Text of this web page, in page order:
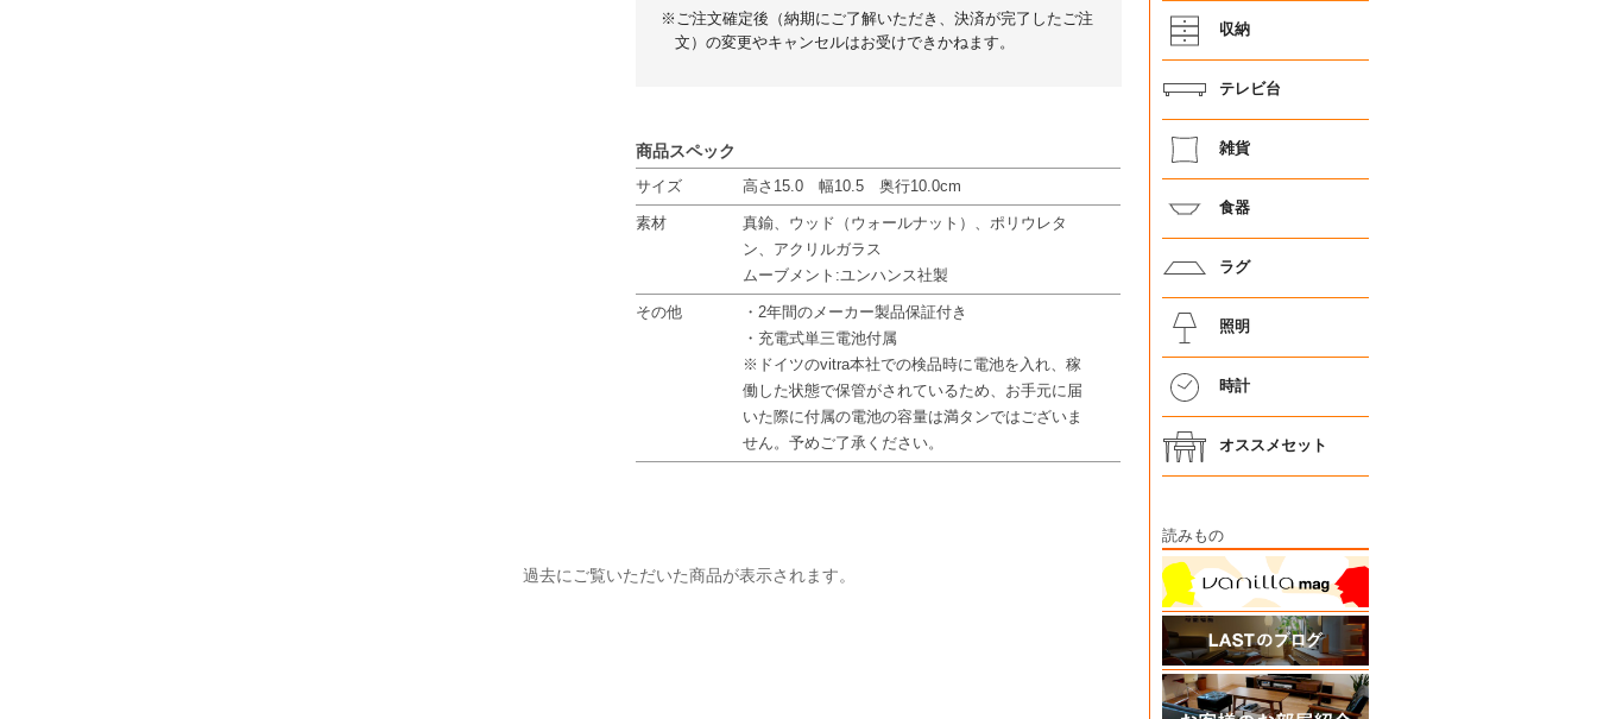
※ご注文確定後（納期にご了解いただき、決済が完了したご注
文）の変更やキャンセルはお受けできかねます。
商品スペック
サイズ 高さ15.0 幅10.5 奥行10.0cm
素材
真鍮、ウッド（ウォールナット）、ポリウレタ
ン、アクリルガラス
ムーブメント:ユンハンス社製
その他
・2年間のメーカー製品保証付き
・充電式単三電池付属
※ドイツのvitra本社での検品時に電池を入れ、稼
働した状態で保管がされているため、お手元に届
いた際に付属の電池の容量は満タンではございま
せん。予めご了承ください。
過去にご覧いただいた商品が表示されます。
収納
テレビ台
雑貨
食器
ラグ
照明
時計
オススメセット
読みもの